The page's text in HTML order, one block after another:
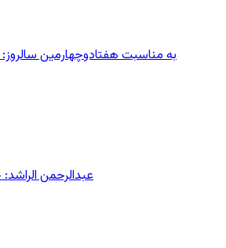
به مناسبت هفتادوچهارمین سالروز: نمایندگان مجلس
عبدالرحمن